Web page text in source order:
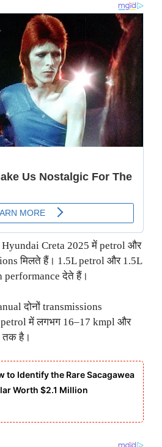
Hyundai Creta 2025 में petrol और
मिलते हैं। 1.5L petrol और 1.5L
performance देते हैं।
दोनों transmissions
में लगभग 16–17 kmpl और
तक है।
to Identify the Rare Sacagawea
Worth $2.1 Million